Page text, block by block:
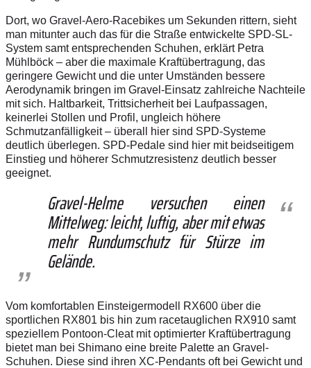
Dort, wo Gravel-Aero-Racebikes um Sekunden rittern, sieht
man mitunter auch das für die Straße entwickelte SPD-SL-
System samt entsprechenden Schuhen, erklärt Petra
Mühlböck – aber die maximale Kraftübertragung, das
geringere Gewicht und die unter Umständen bessere
Aerodynamik bringen im Gravel-Einsatz zahlreiche Nachteile
mit sich. Haltbarkeit, Trittsicherheit bei Laufpassagen,
keinerlei Stollen und Profil, ungleich höhere
Schmutzanfälligkeit – überall hier sind SPD-Systeme
deutlich überlegen. SPD-Pedale sind hier mit beidseitigem
Einstieg und höherer Schmutzresistenz deutlich besser
geeignet.
Gravel-Helme versuchen einen
Mittelweg: leicht, luftig, aber mit etwas
mehr Rundumschutz für Stürze im
Gelände.
Vom komfortablen Einsteigermodell RX600 über die
sportlichen RX801 bis hin zum racetauglichen RX910 samt
speziellem Pontoon-Cleat mit optimierter Kraftübertragung
bietet man bei Shimano eine breite Palette an Gravel-
Schuhen. Diese sind ihren XC-Pendants oft bei Gewicht und